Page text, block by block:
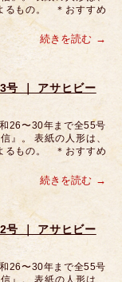
るもの。 ＊おすすめ
続きを読む
号 ｜ アサヒビー
26〜30年まで全55号
』。 表紙の人形は、
るもの。 ＊おすすめ
続きを読む
号 ｜ アサヒビー
26〜30年まで全55号